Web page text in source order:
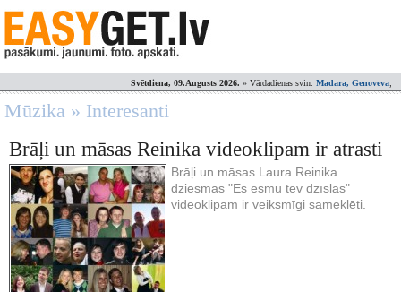
Svētdiena, 09.Augusts 2026. » Vārdadienas svin: Madara, Genoveva;
Mūzika » Interesanti
Brāļi un māsas Reinika videoklipam ir atrasti
Brāļi un māsas Laura Reinika
dziesmas "Es esmu tev dzīslās"
videoklipam ir veiksmīgi sameklēti.